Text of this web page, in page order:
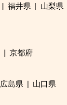
福井県
山梨県
京都府
広島県
山口県